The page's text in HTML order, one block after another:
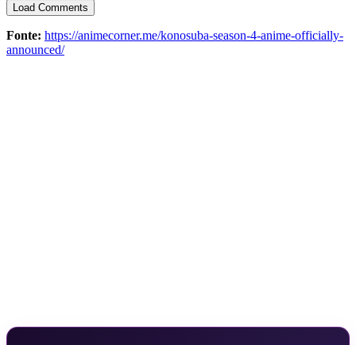
Load Comments
Fonte: https://animecorner.me/konosuba-season-4-anime-officially-
announced/